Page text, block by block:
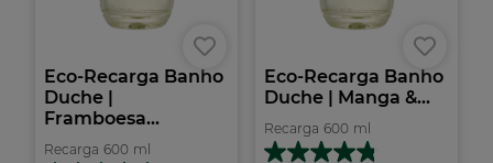
Eco-Recarga Banho
Duche |
Framboesa...
Recarga 600 ml
Eco-Recarga Banho
Duche | Manga &...
Recarga 600 ml